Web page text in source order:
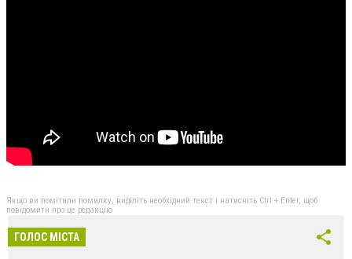
Якщо ви помітили помилку, виділіть необхідний текст і натисніть Ctrl + Enter, щоб
повідомити про це редакцію
ГОЛОС МІСТА